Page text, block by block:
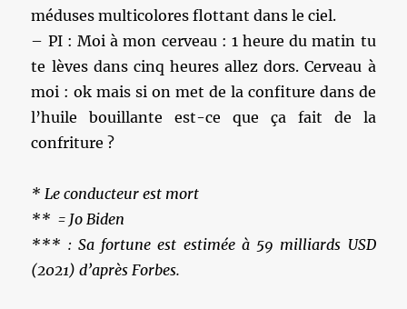
méduses multicolores flottant dans le ciel.
– PI : Moi à mon cerveau : 1 heure du matin tu
te lèves dans cinq heures allez dors. Cerveau à
moi : ok mais si on met de la confiture dans de
l’huile bouillante est-ce que ça fait de la
confriture ?
* Le conducteur est mort
** = Jo Biden
*** : Sa fortune est estimée à 59 milliards USD
(2021) d’après Forbes.